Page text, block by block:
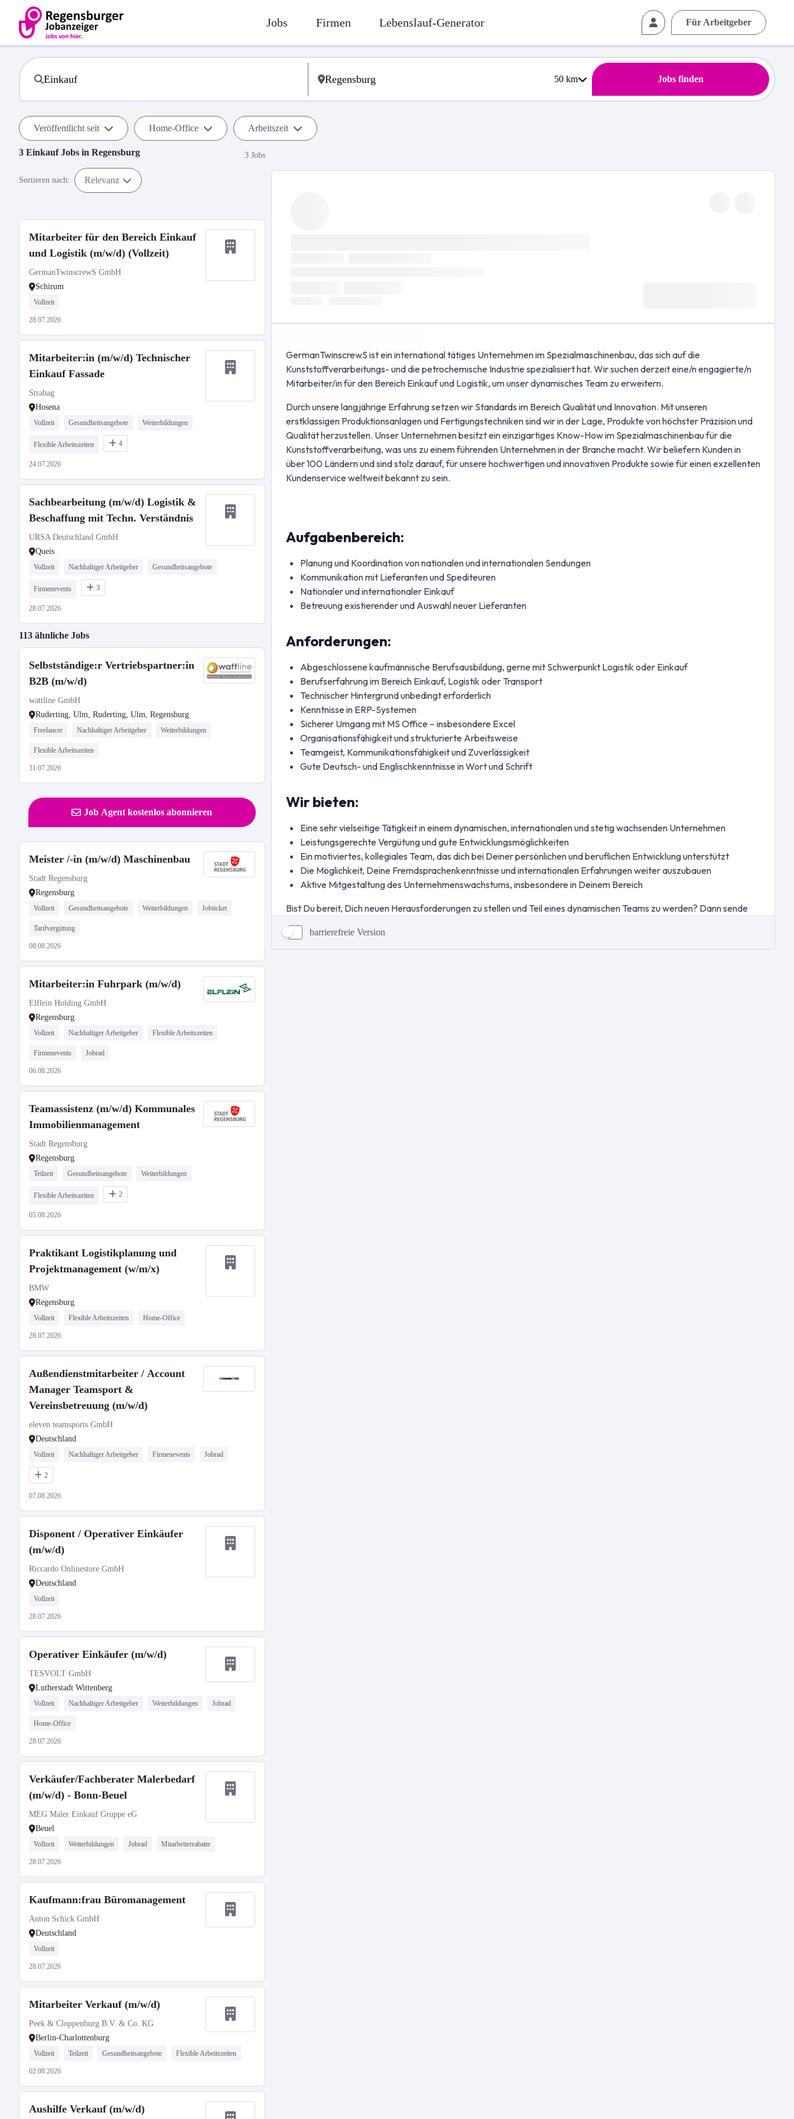
Jobs Firmen Lebenslauf-Generator Für Arbeitgeber
50km Jobs finden
Veröffentlicht seit Home-Office Arbeitszeit
3 EinkaufJobs in Regensburg 3 Jobs
Sortieren nach: Relevanz
Mitarbeiter für den Bereich Einkauf
und Logistik (m/w/d) (Vollzeit)
GermanTwinscrewS GmbH
Schirum
Vollzeit
28.07.2026
Mitarbeiter:in (m/w/d) Technischer
Einkauf Fassade
Strabag
Hosena
Vollzeit Gesundheitsangebote Weiterbildungen
Flexible Arbeitszeiten 4
24.07.2026
Sachbearbeitung (m/w/d) Logistik &
Beschaffung mit Techn. Verständnis
URSA Deutschland GmbH
Queis
Vollzeit Nachhaltiger Arbeitgeber Gesundheitsangebote
Firmenevents 3
28.07.2026
113 ähnliche Jobs
Selbstständige:r Vertriebspartner:in
B2B (m/w/d)
wattline GmbH
Ruderting, Ulm, Ruderting, Ulm, Regensburg
Freelancer Nachhaltiger Arbeitgeber Weiterbildungen
Flexible Arbeitszeiten
31.07.2026
Job Agent kostenlos abonnieren
Meister /-in (m/w/d) Maschinenbau
Stadt Regensburg
Regensburg
Vollzeit Gesundheitsangebote Weiterbildungen Jobticket
Tarifvergütung
08.08.2026
Mitarbeiter:in Fuhrpark (m/w/d)
Elflein Holding GmbH
Regensburg
Vollzeit Nachhaltiger Arbeitgeber Flexible Arbeitszeiten
Firmenevents Jobrad
06.08.2026
Teamassistenz (m/w/d) Kommunales
Immobilienmanagement
Stadt Regensburg
Regensburg
Teilzeit Gesundheitsangebote Weiterbildungen
Flexible Arbeitszeiten 2
05.08.2026
Praktikant Logistikplanung und
Projektmanagement (w/m/x)
BMW
Regensburg
Vollzeit Flexible Arbeitszeiten Home-Office
28.07.2026
Außendienstmitarbeiter / Account
Manager Teamsport &
Vereinsbetreuung (m/w/d)
eleven teamsports GmbH
Deutschland
Vollzeit Nachhaltiger Arbeitgeber Firmenevents Jobrad
2
07.08.2026
Disponent / Operativer Einkäufer
(m/w/d)
Riccardo Onlinestore GmbH
Deutschland
Vollzeit
28.07.2026
Operativer Einkäufer (m/w/d)
TESVOLT GmbH
Lutherstadt Wittenberg
Vollzeit Nachhaltiger Arbeitgeber Weiterbildungen Jobrad
Home-Office
28.07.2026
Verkäufer/Fachberater Malerbedarf
(m/w/d) - Bonn-Beuel
MEG Maler Einkauf Gruppe eG
Beuel
Vollzeit Weiterbildungen Jobrad Mitarbeiterrabatte
28.07.2026
Kaufmann:frau Büromanagement
Anton Schick GmbH
Deutschland
Vollzeit
28.07.2026
Mitarbeiter Verkauf (m/w/d)
Peek & Cloppenburg B.V. & Co. KG
Berlin-Charlottenburg
Vollzeit Teilzeit Gesundheitsangebote Flexible Arbeitszeiten
02.08.2026
Aushilfe Verkauf (m/w/d)
barrierefreie Version